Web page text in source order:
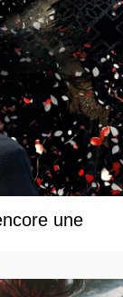
une